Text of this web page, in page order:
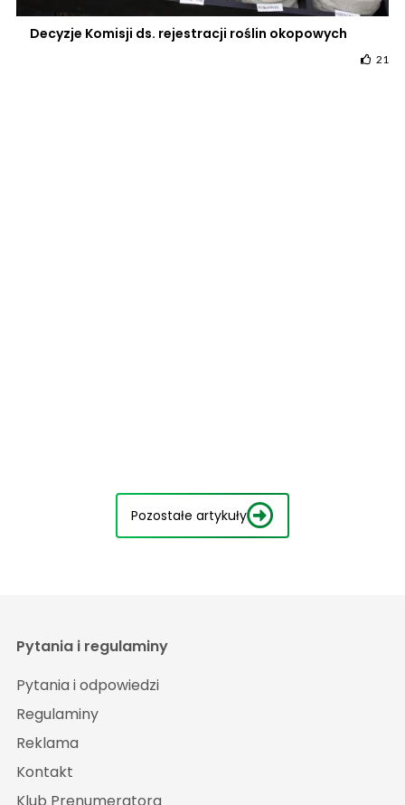
Decyzje Komisji ds. rejestracji roślin okopowych
21
Pozostałe artykuły
Pytania i regulaminy
Pytania i odpowiedzi
Regulaminy
Reklama
Kontakt